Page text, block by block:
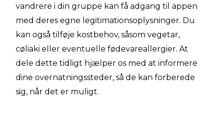
vandrere i din gruppe kan få adgang til appen
med deres egne legitimationsoplysninger. Du
kan også tilføje kostbehov, såsom vegetar,
cøliaki eller eventuelle fødevareallergier. At
dele dette tidligt hjælper os med at informere
dine overnatningssteder, så de kan forberede
sig, når det er muligt.